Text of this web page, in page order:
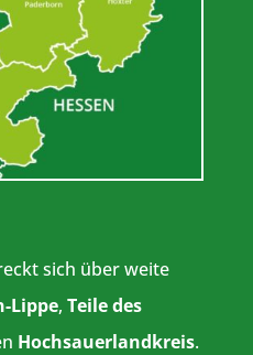
sich über weite
Lippe, Teile des
Hochsauerlandkreis.